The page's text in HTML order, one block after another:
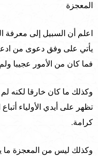
المعجزة
اعلم أن السبيل إلى معرفة
يأتي على وفق دعوى من
فما كان من الأمور عجيبا
وكذلك ما كان خارقا لكنه
تظهر على أيدي الأولياء
كرامة.
وكذلك ليس من المعجزة ما